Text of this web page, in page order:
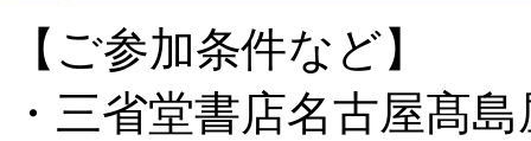
【ご参加条件など】
・三省堂書店名古屋髙